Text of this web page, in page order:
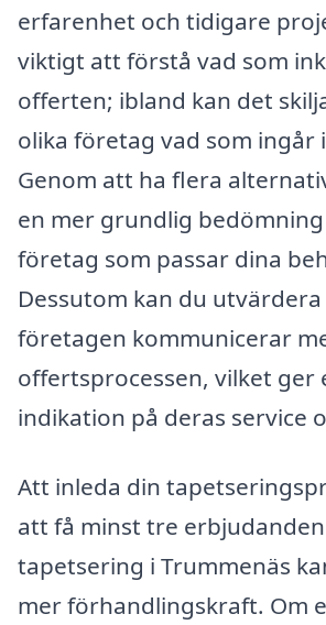
erfarenhet och tidigare
viktigt att förstå vad som
offerten; ibland kan det
olika företag vad som ingår
Genom att ha flera
en mer grundlig
företag som passar dina
Dessutom kan du
företagen kommunicerar
offertsprocessen, vilket ger
indikation på deras service
Att inleda din
att få minst tre
tapetsering i Trummenäs
mer förhandlingskraft. Om